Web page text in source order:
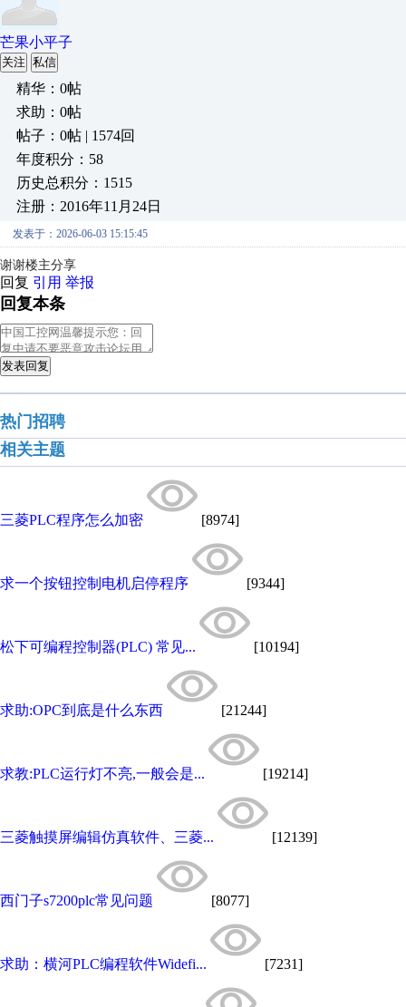
芒果小平子
关注 私信
精华：0帖
求助：0帖
帖子：0帖 | 1574回
年度积分：58
历史总积分：1515
注册：2016年11月24日
发表于：2026-06-03 15:15:45
谢谢楼主分享
回复 引用 举报
回复本条
发表回复
热门招聘
相关主题
三菱PLC程序怎么加密 [8974]
求一个按钮控制电机启停程序 [9344]
松下可编程控制器(PLC) 常见... [10194]
求助:OPC到底是什么东西 [21244]
求教:PLC运行灯不亮,一般会是... [19214]
三菱触摸屏编辑仿真软件、三菱... [12139]
西门子s7200plc常见问题 [8077]
求助：横河PLC编程软件Widefi... [7231]